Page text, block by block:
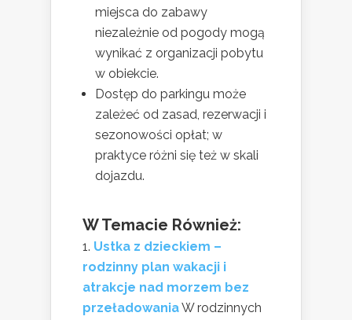
miejsca do zabawy
niezależnie od pogody mogą
wynikać z organizacji pobytu
w obiekcie.
Dostęp do parkingu może
zależeć od zasad, rezerwacji i
sezonowości opłat; w
praktyce różni się też w skali
dojazdu.
W Temacie Również:
Ustka z dzieckiem –
rodzinny plan wakacji i
atrakcje nad morzem bez
przeładowaniaW rodzinnych